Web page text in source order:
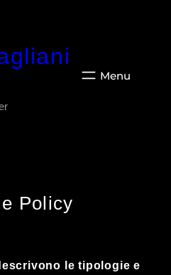
Policy
le tipologie e